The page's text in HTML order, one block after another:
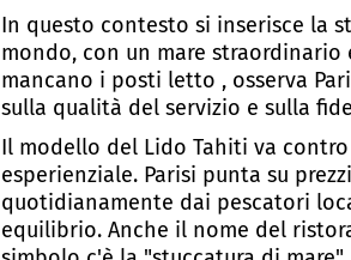
In questo contesto si inserisce la
mondo, con un mare straordinario
mancano i posti letto , osserva
sulla qualità del servizio e sulla
Il modello del Lido Tahiti va
esperienziale. Parisi punta su
quotidianamente dai pescatori
equilibrio. Anche il nome del